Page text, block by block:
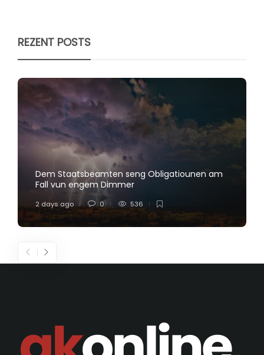
REZENT POSTS
Dem Staatsbeamten seng Obligatiounen am
Fall vun engem Dimmer
2 days ago 0 536